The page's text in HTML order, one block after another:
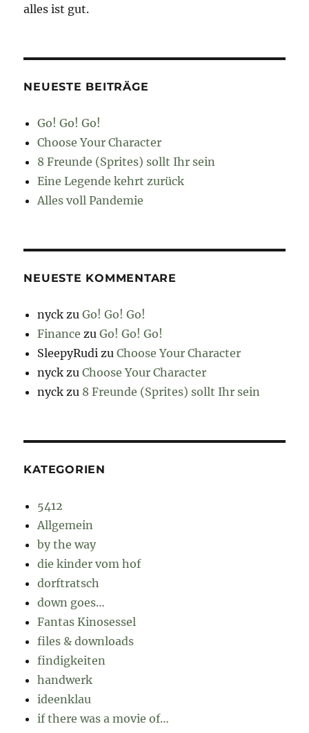
alles ist gut.
NEUESTE BEITRÄGE
Go! Go! Go!
Choose Your Character
8 Freunde (Sprites) sollt Ihr sein
Eine Legende kehrt zurück
Alles voll Pandemie
NEUESTE KOMMENTARE
nyck zuGo! Go! Go!
Finance zuGo! Go! Go!
SleepyRudi zuChoose Your Character
nyck zuChoose Your Character
nyck zu 8 Freunde (Sprites) sollt Ihr sein
KATEGORIEN
5412
Allgemein
by the way
die kinder vom hof
dorftratsch
down goes…
Fantas Kinosessel
files & downloads
findigkeiten
handwerk
ideenklau
if there was a movie of…